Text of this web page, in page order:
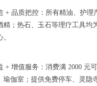
品质把控：所有精油、护理
精；热石、玉石等理疗工具均
增值服务：消费满 2000 元可
瑜伽室；提供免费停车、灵隐